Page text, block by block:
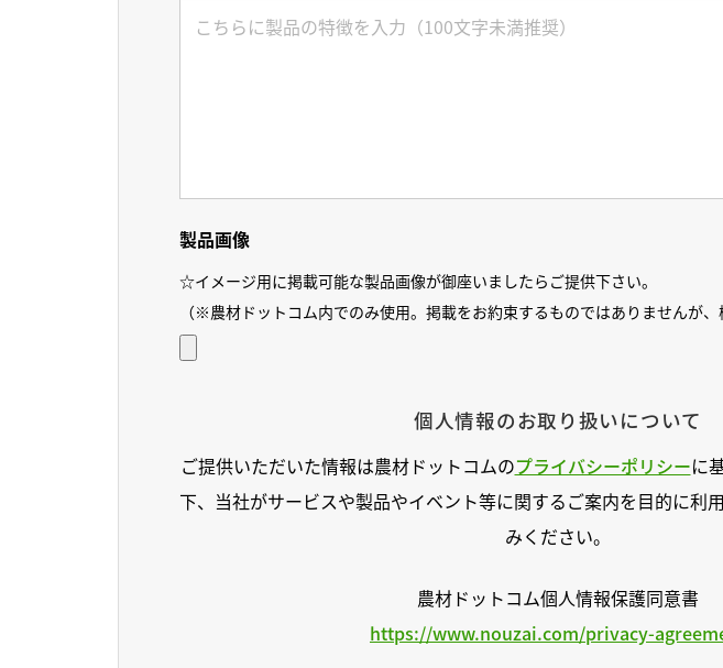
製品画像
☆イメージ用に掲載可能な製品画像が御座いましたらご提供下さい。
（※農材ドットコム内でのみ使用。掲載をお約束するものではありませんが、
個人情報のお取り扱いについて
ご提供いただいた情報は農材ドットコムのプライバシーポリシーに
下、当社がサービスや製品やイベント等に関するご案内を目的に利
みください。
農材ドットコム個人情報保護同意書
https://www.nouzai.com/privacy-